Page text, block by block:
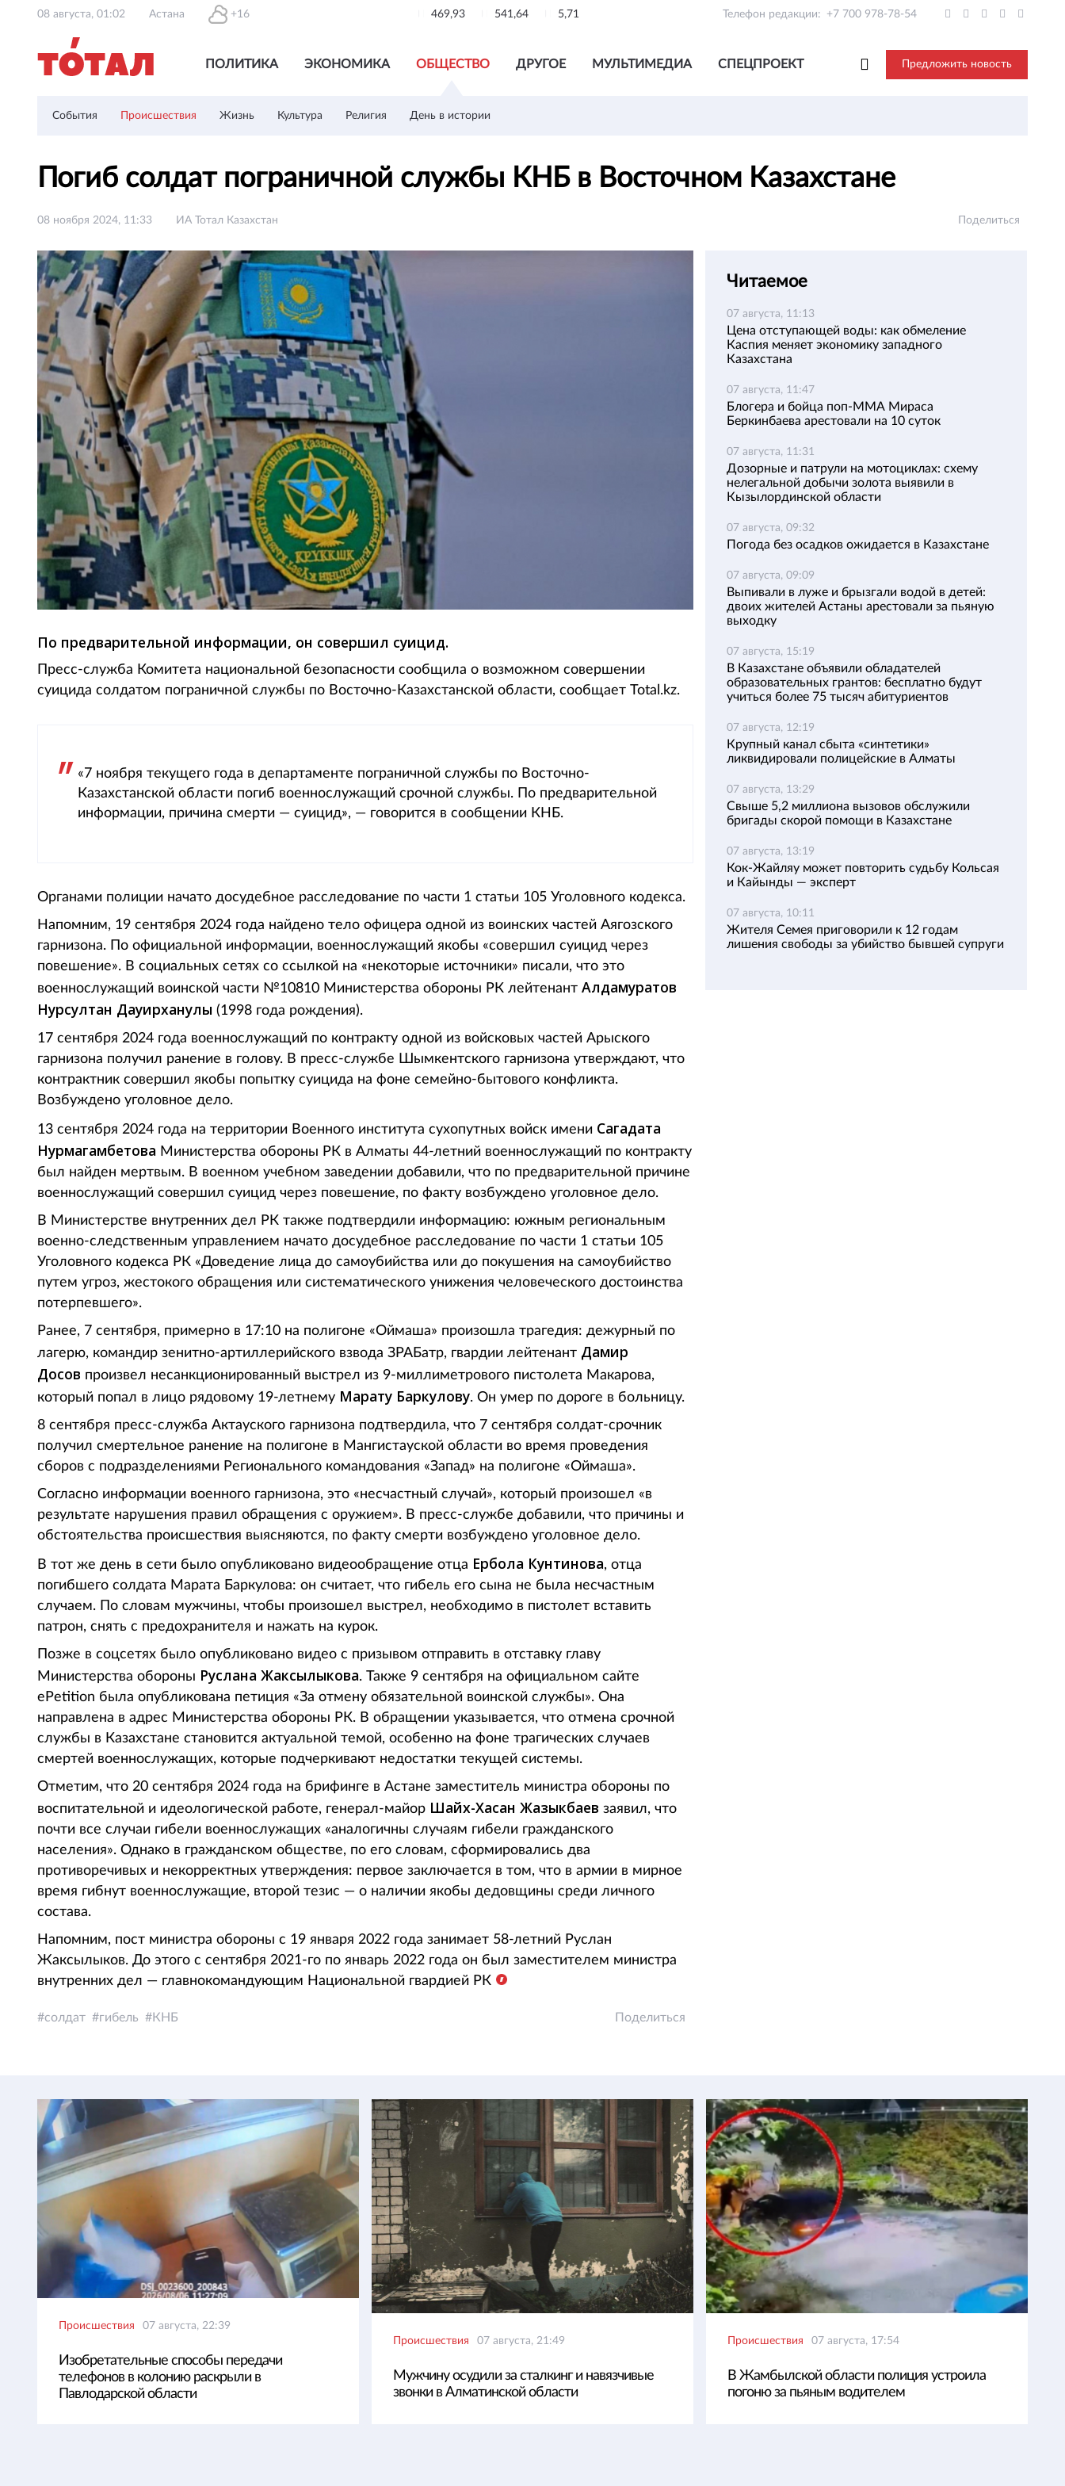
08 августа, 01:02 Астана +16 469,93 541,64 5,71 Телефон редакции: +7 700 978-78-54
ПОЛИТИКА ЭКОНОМИКА ОБЩЕСТВО ДРУГОЕ МУЛЬТИМЕДИА СПЕЦПРОЕКТ Предложить новость
События Происшествия Жизнь Культура Религия День в истории
Погиб солдат пограничной службы КНБ в Восточном Казахстане
08 ноября 2024, 11:33 ИА Тотал Казахстан Поделиться
По предварительной информации, он совершил суицид.
Пресс-служба Комитета национальной безопасности сообщила о возможном совершении
суицида солдатом пограничной службы по Восточно-Казахстанской области, сообщает Total.kz.
«7 ноября текущего года в департаменте пограничной службы по Восточно-
Казахстанской области погиб военнослужащий срочной службы. По предварительной
информации, причина смерти — суицид», — говорится в сообщении КНБ.
Органами полиции начато досудебное расследование по части 1 статьи 105 Уголовного кодекса.
Напомним, 19 сентября 2024 года найдено тело офицера одной из воинских частей Аягозского
гарнизона. По официальной информации, военнослужащий якобы «совершил суицид через
повешение». В социальных сетях со ссылкой на «некоторые источники» писали, что это
военнослужащий воинской части №10810 Министерства обороны РК лейтенант Алдамуратов
Нурсултан Дауирханулы (1998 года рождения).
17 сентября 2024 года военнослужащий по контракту одной из войсковых частей Арыского
гарнизона получил ранение в голову. В пресс-службе Шымкентского гарнизона утверждают, что
контрактник совершил якобы попытку суицида на фоне семейно-бытового конфликта.
Возбуждено уголовное дело.
13 сентября 2024 года на территории Военного института сухопутных войск имени Сагадата
Нурмагамбетова Министерства обороны РК в Алматы 44-летний военнослужащий по контракту
был найден мертвым. В военном учебном заведении добавили, что по предварительной причине
военнослужащий совершил суицид через повешение, по факту возбуждено уголовное дело.
В Министерстве внутренних дел РК также подтвердили информацию: южным региональным
военно-следственным управлением начато досудебное расследование по части 1 статьи 105
Уголовного кодекса РК «Доведение лица до самоубийства или до покушения на самоубийство
путем угроз, жестокого обращения или систематического унижения человеческого достоинства
потерпевшего».
Ранее, 7 сентября, примерно в 17:10 на полигоне «Оймаша» произошла трагедия: дежурный по
лагерю, командир зенитно-артиллерийского взвода ЗРАБатр, гвардии лейтенант Дамир
Досов произвел несанкционированный выстрел из 9-миллиметрового пистолета Макарова,
который попал в лицо рядовому 19-летнему Марату Баркулову. Он умер по дороге в больницу.
8 сентября пресс-служба Актауского гарнизона подтвердила, что 7 сентября солдат-срочник
получил смертельное ранение на полигоне в Мангистауской области во время проведения
сборов с подразделениями Регионального командования «Запад» на полигоне «Оймаша».
Согласно информации военного гарнизона, это «несчастный случай», который произошел «в
результате нарушения правил обращения с оружием». В пресс-службе добавили, что причины и
обстоятельства происшествия выясняются, по факту смерти возбуждено уголовное дело.
В тот же день в сети было опубликовано видеообращение отца Ербола Кунтинова, отца
погибшего солдата Марата Баркулова: он считает, что гибель его сына не была несчастным
случаем. По словам мужчины, чтобы произошел выстрел, необходимо в пистолет вставить
патрон, снять с предохранителя и нажать на курок.
Позже в соцсетях было опубликовано видео с призывом отправить в отставку главу
Министерства обороны Руслана Жаксылыкова. Также 9 сентября на официальном сайте
ePetition была опубликована петиция «За отмену обязательной воинской службы». Она
направлена в адрес Министерства обороны РК. В обращении указывается, что отмена срочной
службы в Казахстане становится актуальной темой, особенно на фоне трагических случаев
смертей военнослужащих, которые подчеркивают недостатки текущей системы.
Отметим, что 20 сентября 2024 года на брифинге в Астане заместитель министра обороны по
воспитательной и идеологической работе, генерал-майор Шайх-Хасан Жазыкбаев заявил, что
почти все случаи гибели военнослужащих «аналогичны случаям гибели гражданского
населения». Однако в гражданском обществе, по его словам, сформировались два
противоречивых и некорректных утверждения: первое заключается в том, что в армии в мирное
время гибнут военнослужащие, второй тезис — о наличии якобы дедовщины среди личного
состава.
Напомним, пост министра обороны с 19 января 2022 года занимает 58-летний Руслан
Жаксылыков. До этого с сентября 2021-го по январь 2022 года он был заместителем министра
внутренних дел — главнокомандующим Национальной гвардией РК
солдат гибель КНБ Поделиться
Читаемое
07 августа, 11:13
Цена отступающей воды: как обмеление
Каспия меняет экономику западного
Казахстана
07 августа, 11:47
Блогера и бойца поп-ММА Мираса
Беркинбаева арестовали на 10 суток
07 августа, 11:31
Дозорные и патрули на мотоциклах: схему
нелегальной добычи золота выявили в
Кызылординской области
07 августа, 09:32
Погода без осадков ожидается в Казахстане
07 августа, 09:09
Выпивали в луже и брызгали водой в детей:
двоих жителей Астаны арестовали за пьяную
выходку
07 августа, 15:19
В Казахстане объявили обладателей
образовательных грантов: бесплатно будут
учиться более 75 тысяч абитуриентов
07 августа, 12:19
Крупный канал сбыта «синтетики»
ликвидировали полицейские в Алматы
07 августа, 13:29
Свыше 5,2 миллиона вызовов обслужили
бригады скорой помощи в Казахстане
07 августа, 13:19
Кок-Жайляу может повторить судьбу Кольсая
и Кайынды — эксперт
07 августа, 10:11
Жителя Семея приговорили к 12 годам
лишения свободы за убийство бывшей супруги
Происшествия 07 августа, 22:39
Изобретательные способы передачи
телефонов в колонию раскрыли в
Павлодарской области
Происшествия 07 августа, 21:49
Мужчину осудили за сталкинг и навязчивые
звонки в Алматинской области
Происшествия 07 августа, 17:54
В Жамбылской области полиция устроила
погоню за пьяным водителем